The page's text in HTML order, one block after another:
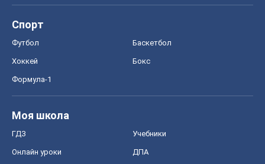
Спорт
Футбол Баскетбол
Хоккей Бокс
Формула-1
Моя школа
ГДЗ Учебники
Онлайн уроки ДПА